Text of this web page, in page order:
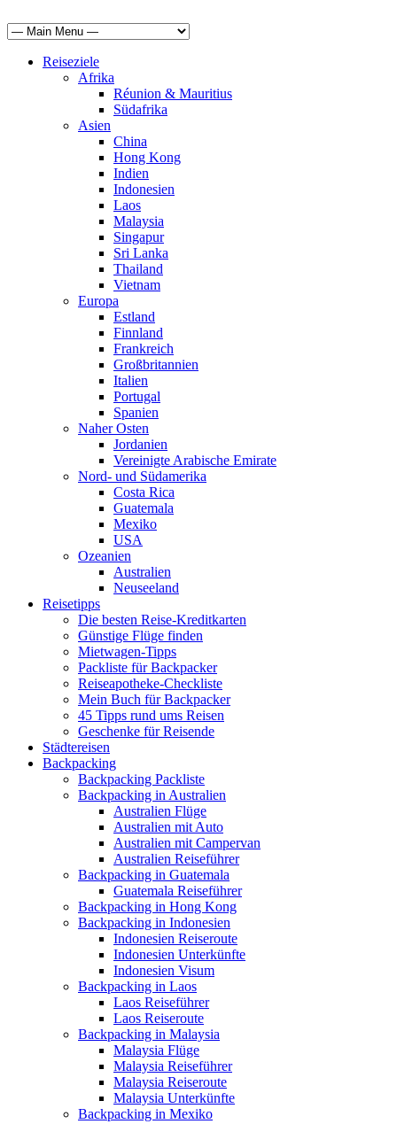
Reiseziele
Afrika
Réunion & Mauritius
Südafrika
Asien
China
Hong Kong
Indien
Indonesien
Laos
Malaysia
Singapur
Sri Lanka
Thailand
Vietnam
Europa
Estland
Finnland
Frankreich
Großbritannien
Italien
Portugal
Spanien
Naher Osten
Jordanien
Vereinigte Arabische Emirate
Nord- und Südamerika
Costa Rica
Guatemala
Mexiko
USA
Ozeanien
Australien
Neuseeland
Reisetipps
Die besten Reise-Kreditkarten
Günstige Flüge finden
Mietwagen-Tipps
Packliste für Backpacker
Reiseapotheke-Checkliste
Mein Buch für Backpacker
45 Tipps rund ums Reisen
Geschenke für Reisende
Städtereisen
Backpacking
Backpacking Packliste
Backpacking in Australien
Australien Flüge
Australien mit Auto
Australien mit Campervan
Australien Reiseführer
Backpacking in Guatemala
Guatemala Reiseführer
Backpacking in Hong Kong
Backpacking in Indonesien
Indonesien Reiseroute
Indonesien Unterkünfte
Indonesien Visum
Backpacking in Laos
Laos Reiseführer
Laos Reiseroute
Backpacking in Malaysia
Malaysia Flüge
Malaysia Reiseführer
Malaysia Reiseroute
Malaysia Unterkünfte
Backpacking in Mexiko